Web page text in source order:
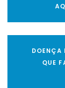
DOENÇA
QUE